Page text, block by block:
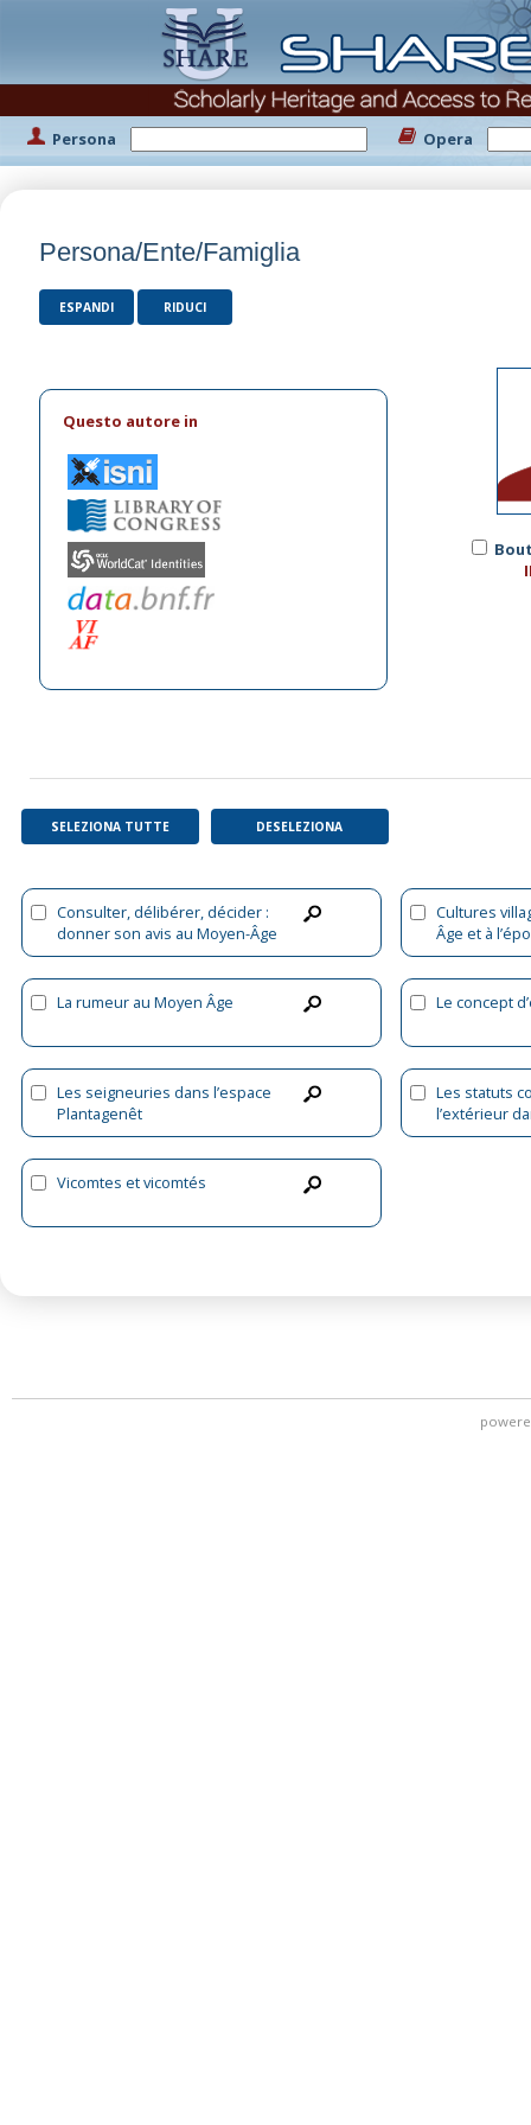
Persona Opera
Persona/Ente/Famiglia
ESPANDI RIDUCI
Questo autore in
SELEZIONA TUTTE DESELEZIONA
Consulter, délibérer, décider :
donner son avis au Moyen-Âge
Cultures
Âge et à
La rumeur au Moyen Âge Le concept
Les seigneuries dans l’espace
Plantagenêt
Les statuts
l’extérieur
Vicomtes et vicomtés